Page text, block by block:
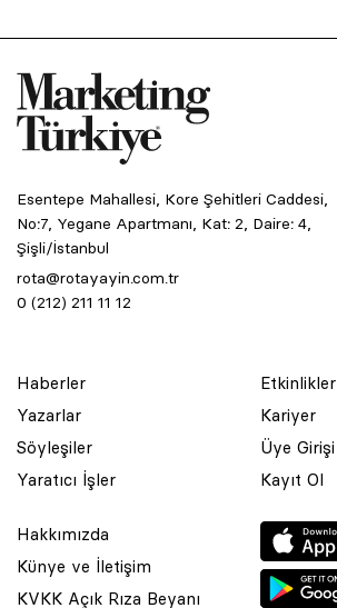
Esentepe Mahallesi, Kore Şehitleri Caddesi,
No:7, Yegane Apartmanı, Kat: 2, Daire: 4,
Şişli/İstanbul
rota@rotayayin.com.tr
0 (212) 211 11 12
Haberler
Yazarlar
Söyleşiler
Yaratıcı İşler
Etkinlikler
Kariyer
Üye Girişi
Kayıt Ol
Hakkımızda
Künye ve İletişim
KVKK Açık Rıza Beyanı